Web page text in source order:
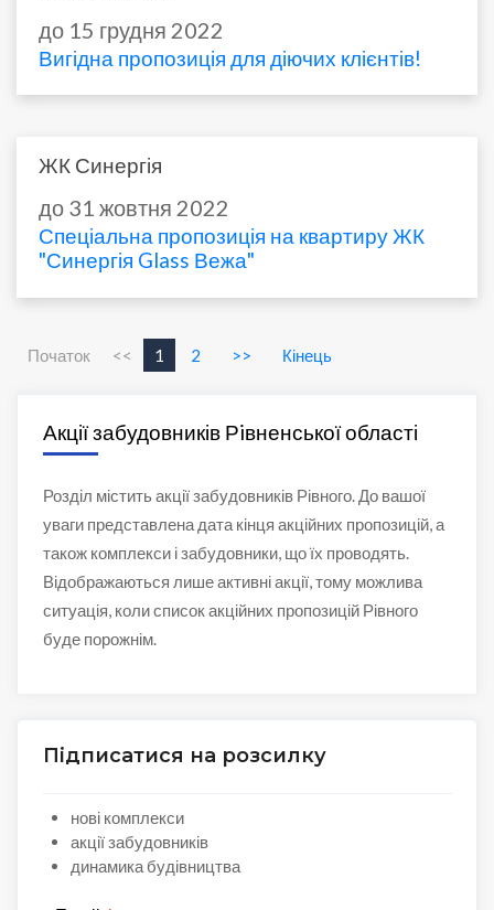
до 15 грудня 2022
Вигідна пропозиція для діючих клієнтів!
ЖК Синергія
до 31 жовтня 2022
Спеціальна пропозиція на квартиру ЖК
"Синергія Glass Вежа"
Початок << 1 2 >> Кінець
Акції забудовників Рiвненської області
Розділ містить акції забудовників Рівного. До вашої
уваги представлена дата кінця акційних пропозицій, а
також комплекси і забудовники, що їх проводять.
Відображаються лише активні акції, тому можлива
ситуація, коли список акційних пропозицій Рівного
буде порожнім.
Підписатися на розсилку
нові комплекси
акції забудовників
динамика будівництва